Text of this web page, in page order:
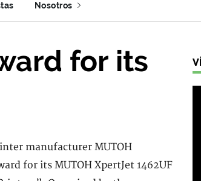
Nosotros
for its
manufacturer MUTOH
for its MUTOH XpertJet 1462UF